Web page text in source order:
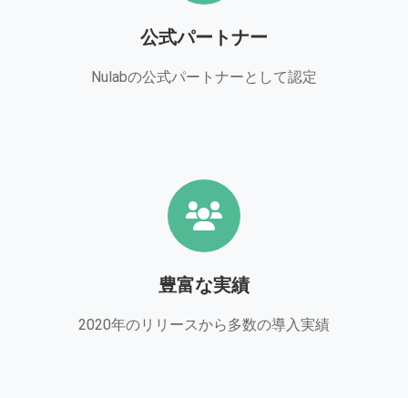
公式パートナー
Nulabの公式パートナーとして認定
豊富な実績
2020年のリリースから多数の導入実績